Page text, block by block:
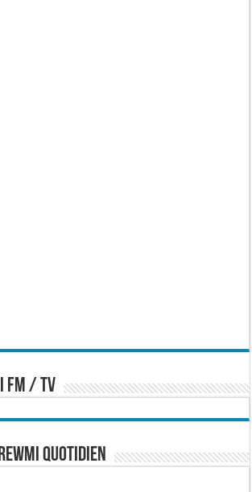
FM / TV
Quotidien